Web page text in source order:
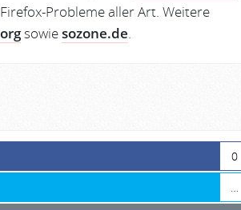
Probleme aller Art. Weitere
sowiesozone.de
0
…